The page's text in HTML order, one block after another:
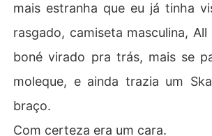
P.S Jenny❤
mais estranha que eu já tinha
rasgado, camiseta masculina,
boné virado pra trás, mais se
moleque, e ainda trazia um
braço.
Com certeza era um cara.